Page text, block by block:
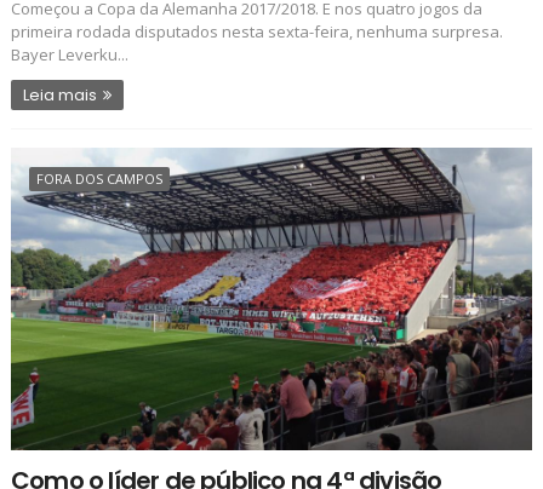
Começou a Copa da Alemanha 2017/2018. E nos quatro jogos da
primeira rodada disputados nesta sexta-feira, nenhuma surpresa.
Bayer Leverku...
Leia mais
FORA DOS CAMPOS
Como o líder de público na 4ª divisão